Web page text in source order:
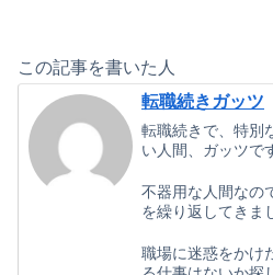
この記事を書いた人
転職続きガッツ
転職続きで、特別
い人間、ガッツで
不器用な人間なの
を繰り返してきま
職場に迷惑をかけ